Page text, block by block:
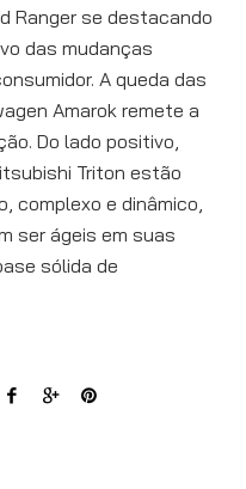
Ranger se destacando
das mudanças
A queda das
Amarok remete a
Do lado positivo,
Triton estão
complexo e dinâmico,
ser ágeis em suas
sólida de